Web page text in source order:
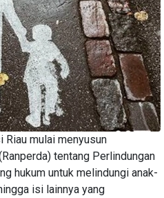
Riau mulai menyusun
tentang Perlindungan
hukum untuk melindungi anak-
isi lainnya yang